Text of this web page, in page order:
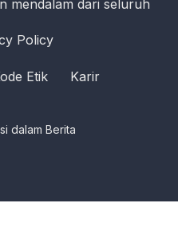
mendalam dari seluruh
Policy
Etik Karir
dalam Berita